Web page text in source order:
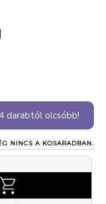
darabtól olcsóbb!
NINCS A KOSARADBAN.